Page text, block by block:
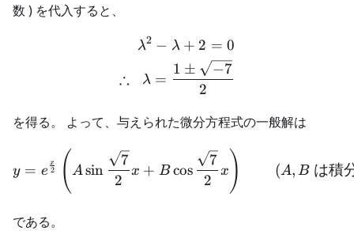
数 ) を代入すると、
\begin{aligned}
λ2 − λ + 2 = 0
∴ λ =
2
1 ± −7
を得る。 よって、与えられた微分方程式の一般解は
\begin{aligned} y =
y = e 2
x ( Asin
2
7
x + B cos
2
7
x ) (A, B は積
である。